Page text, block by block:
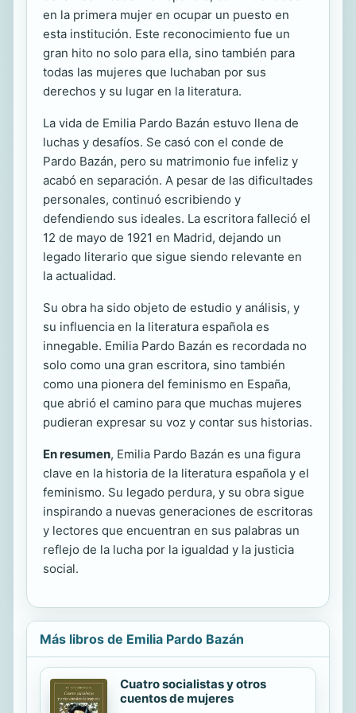
en la primera mujer en ocupar un puesto en
esta institución. Este reconocimiento fue un
gran hito no solo para ella, sino también para
todas las mujeres que luchaban por sus
derechos y su lugar en la literatura.
La vida de Emilia Pardo Bazán estuvo llena de
luchas y desafíos. Se casó con el conde de
Pardo Bazán, pero su matrimonio fue infeliz y
acabó en separación. A pesar de las dificultades
personales, continuó escribiendo y
defendiendo sus ideales. La escritora falleció el
12 de mayo de 1921 en Madrid, dejando un
legado literario que sigue siendo relevante en
la actualidad.
Su obra ha sido objeto de estudio y análisis, y
su influencia en la literatura española es
innegable. Emilia Pardo Bazán es recordada no
solo como una gran escritora, sino también
como una pionera del feminismo en España,
que abrió el camino para que muchas mujeres
pudieran expresar su voz y contar sus historias.
En resumen, Emilia Pardo Bazán es una figura
clave en la historia de la literatura española y el
feminismo. Su legado perdura, y su obra sigue
inspirando a nuevas generaciones de escritoras
y lectores que encuentran en sus palabras un
reflejo de la lucha por la igualdad y la justicia
social.
Más libros de Emilia Pardo Bazán
Cuatro socialistas y otros
cuentos de mujeres